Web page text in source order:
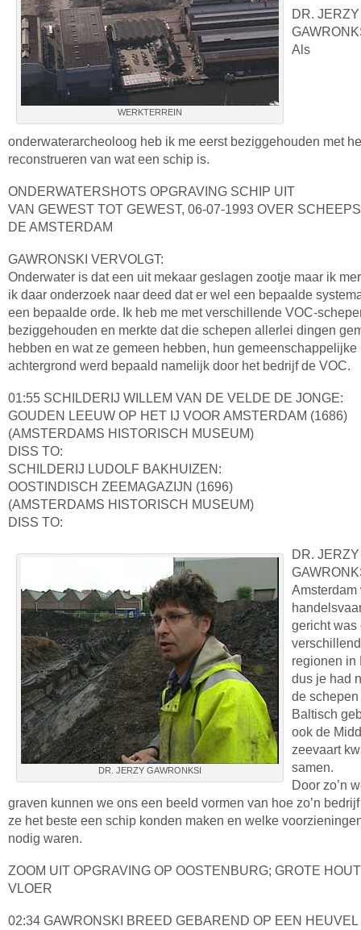
WERKTERREIN
DR. JERZY
Als
onderwaterarcheoloog heb ik me eerst beziggehouden met
reconstrueren van wat een schip is.
ONDERWATERSHOTS OPGRAVING SCHIP UIT
VAN GEWEST TOT GEWEST, 06-07-1993 OVER
DE AMSTERDAM
GAWRONSKI VERVOLGT:
Onderwater is dat een uit mekaar geslagen zootje maar ik
ik daar onderzoek naar deed dat er wel een bepaalde
een bepaalde orde. Ik heb me met verschillende VOC-
beziggehouden en merkte dat die schepen allerlei dingen
hebben en wat ze gemeen hebben, hun gemeenschappelijke
achtergrond werd bepaald namelijk door het bedrijf de VOC.
01:55 SCHILDERIJ WILLEM VAN DE VELDE DE JONGE:
GOUDEN LEEUW OP HET IJ VOOR AMSTERDAM (1686)
(AMSTERDAMS HISTORISCH MUSEUM)
DISS TO:
SCHILDERIJ LUDOLF BAKHUIZEN:
OOSTINDISCH ZEEMAGAZIJN (1696)
(AMSTERDAMS HISTORISCH MUSEUM)
DISS TO:
DR. JERZY GAWRONKSI
DR. JERZY
Amsterdam
gericht was
regionen in
dus je had
de
Baltisch
ook de
zeevaart
samen.
Door zo’n
graven kunnen we ons een beeld vormen van hoe zo’n
ze het beste een schip konden maken en welke
nodig waren.
ZOOM UIT OPGRAVING OP OOSTENBURG; GROTE
VLOER
02:34 GAWRONSKI BREED GEBAREND OP EEN HEUVEL